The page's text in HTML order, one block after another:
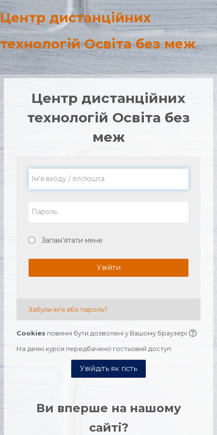
Перейти до головного вмісту
Центр дистанційних
технологій Освіта без меж
Центр дистанційних
технологій Освіта без
меж
Запам’ятати мене
Увійти
Забули ім'я або пароль?
Cookies повинні бути дозволені у Вашому браузері
На деякі курси передбачено гостьовий доступ
Увійдіть як гість
Ви вперше на нашому
сайті?